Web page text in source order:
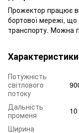
Прожектор працює
бортової мережі, що
транспорту. Можна
Характеристики
Потужність
світлового
потоку
Дальність
променя
Ширина